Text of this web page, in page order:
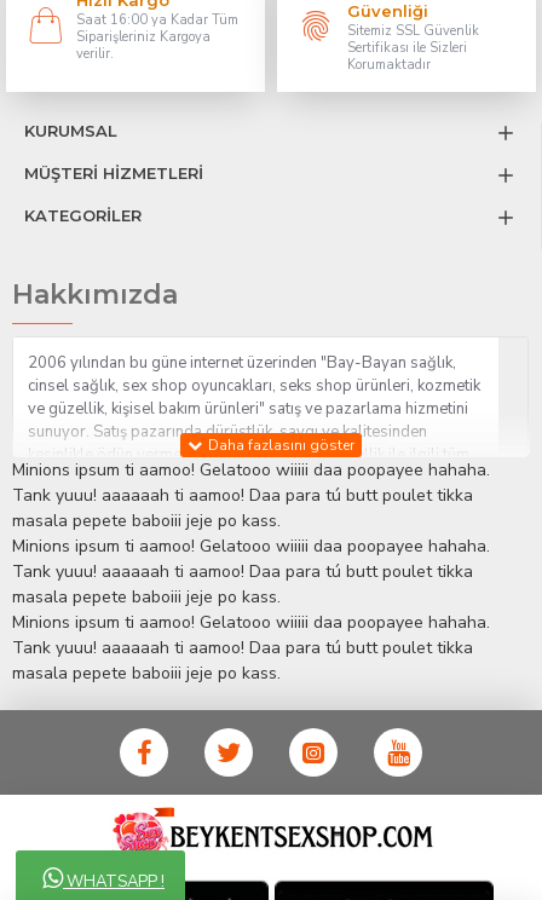
WHATSAPP !
Saat 16:00 ya Kadar Tüm
Siparişleriniz Kargoya
verilir.
Güvenliği
Sitemiz SSL Güvenlik
Sertifikası ile Sizleri
Korumaktadır
KURUMSAL
MÜŞTERİ HİZMETLERİ
KATEGORİLER
Hakkımızda
2006 yılından bu güne internet üzerinden "Bay-Bayan sağlık,
cinsel sağlık, sex shop oyuncakları, seks shop ürünleri, kozmetik
ve güzellik, kişisel bakım ürünleri" satış ve pazarlama hizmetini
sunuyor. Satış pazarında dürüstlük, saygı ve kalitesinden
kesinlikle ödün vermeden hizmet sağlık ve güzellik ile ilgili tüm
sorularınıza anında cevap verebilen Yetkin ve uzman kadrosu ile
ihtiyaçlarınızı en uygun fiyat ve taksit seçenekleriyle karşılıyor.
İstanbul beylikdüzü Erotik Shop sitemizde insan odaklı çalışma
stratejimiz ile müşterilerimizin yaşamlarında mutlu, sağlıklı ve
bakımlı olmaları için onlara sağlık ve güzellik danışmanlığı
sağlıyoruz.Sex ShopAlışveriş sitemiz Erotik Shop sektöründeki
gelişmeleri ve yenilikleri çok yakından takip etmesi, yaklaşık
5000'e yakın geniş ürün yelpazesi ile Türkiye'de bu sektörde
kendi alanımızda en geniş ürün gurubuna sahip ender
mağazalardan biri olması, müşteri memnuniyetini her zaman ön
planda tutan yaklaşımcı ve yenilikçi servislerin geliştirilmesi
konusundaki becerileri ile kendisine Cinsel Ürün hayatında lider
ve kalıcı bir yer edinmiştir.
Minions ipsum ti aamoo! Gelatooo wiiiii daa poopayee hahaha.
Tank yuuu! aaaaaah ti aamoo! Daa para tú butt poulet tikka
masala pepete baboiii jeje po kass.
Minions ipsum ti aamoo! Gelatooo wiiiii daa poopayee hahaha.
Tank yuuu! aaaaaah ti aamoo! Daa para tú butt poulet tikka
masala pepete baboiii jeje po kass.
Minions ipsum ti aamoo! Gelatooo wiiiii daa poopayee hahaha.
Tank yuuu! aaaaaah ti aamoo! Daa para tú butt poulet tikka
masala pepete baboiii jeje po kass.